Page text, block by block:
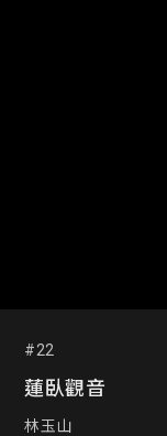
#22
蓮臥觀音
林玉山